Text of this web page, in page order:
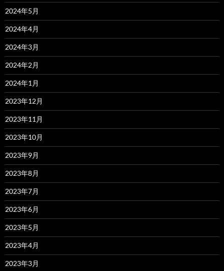
2024年5月
2024年4月
2024年3月
2024年2月
2024年1月
2023年12月
2023年11月
2023年10月
2023年9月
2023年8月
2023年7月
2023年6月
2023年5月
2023年4月
2023年3月